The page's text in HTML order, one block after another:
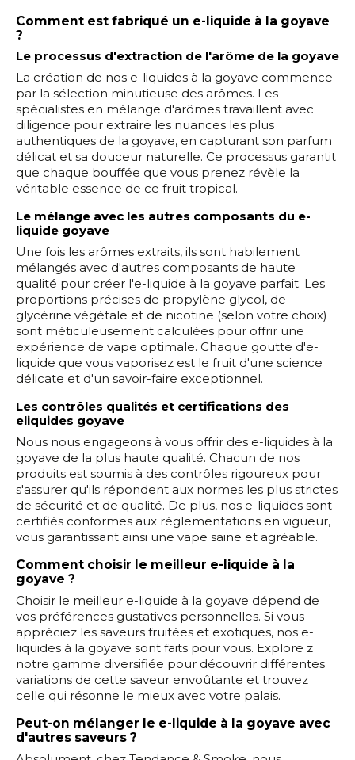
Comment est fabriqué un e-liquide à la goyave
?
Le processus d'extraction de l'arôme de la goyave
La création de nos e-liquides à la goyave commence
par la sélection minutieuse des arômes. Les
spécialistes en mélange d'arômes travaillent avec
diligence pour extraire les nuances les plus
authentiques de la goyave, en capturant son parfum
délicat et sa douceur naturelle. Ce processus garantit
que chaque bouffée que vous prenez révèle la
véritable essence de ce fruit tropical.
Le mélange avec les autres composants du e-
liquide goyave
Une fois les arômes extraits, ils sont habilement
mélangés avec d'autres composants de haute
qualité pour créer l'e-liquide à la goyave parfait. Les
proportions précises de propylène glycol, de
glycérine végétale et de nicotine (selon votre choix)
sont méticuleusement calculées pour offrir une
expérience de vape optimale. Chaque goutte d'e-
liquide que vous vaporisez est le fruit d'une science
délicate et d'un savoir-faire exceptionnel.
Les contrôles qualités et certifications des
eliquides goyave
Nous nous engageons à vous offrir des e-liquides à la
goyave de la plus haute qualité. Chacun de nos
produits est soumis à des contrôles rigoureux pour
s'assurer qu'ils répondent aux normes les plus strictes
de sécurité et de qualité. De plus, nos e-liquides sont
certifiés conformes aux réglementations en vigueur,
vous garantissant ainsi une vape saine et agréable.
Comment choisir le meilleur e-liquide à la
goyave ?
Choisir le meilleur e-liquide à la goyave dépend de
vos préférences gustatives personnelles. Si vous
appréciez les saveurs fruitées et exotiques, nos e-
liquides à la goyave sont faits pour vous. Explore z
notre gamme diversifiée pour découvrir différentes
variations de cette saveur envoûtante et trouvez
celle qui résonne le mieux avec votre palais.
Peut-on mélanger le e-liquide à la goyave avec
d'autres saveurs ?